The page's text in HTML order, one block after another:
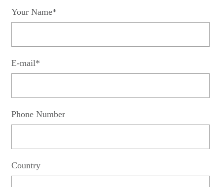
Your Name*
E-mail*
Phone Number
Country